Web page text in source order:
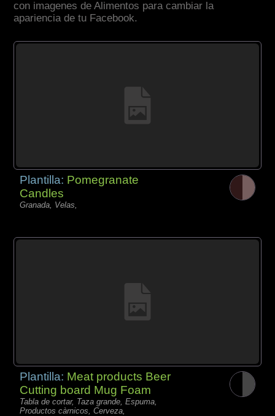
con imagenes de Alimentos para cambiar la
apariencia de tu Facebook.
Plantilla: Pomegranate
Candles
Granada, Velas,
Plantilla: Meat products Beer
Cutting board Mug Foam
Tabla de cortar, Taza grande, Espuma,
Productos càrnicos, Cerveza,